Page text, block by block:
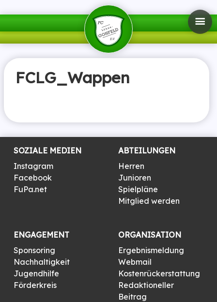
FCLG_Wappen
SOZIALE MEDIEN
Instagram
Facebook
FuPa.net
ABTEILUNGEN
Herren
Junioren
Spielpläne
Mitglied werden
ENGAGEMENT
Sponsoring
Nachhaltigkeit
Jugendhilfe
Förderkreis
ORGANISATION
Ergebnismeldung
Webmail
Kostenrückerstattung
Redaktioneller
Beitrag